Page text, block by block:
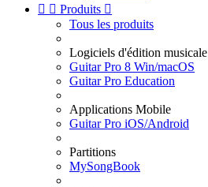
  Produits 
Tous les produits
Logiciels d'édition musicale
Guitar Pro 8 Win/macOS
Guitar Pro Education
Applications Mobile
Guitar Pro iOS/Android
Partitions
MySongBook